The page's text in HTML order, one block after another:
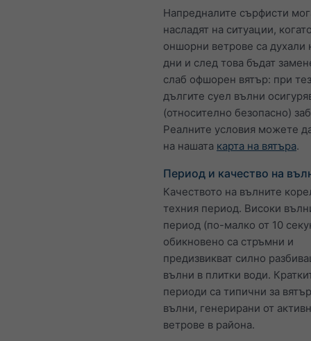
Напредналите сърфисти
насладят на ситуации,
оншорни ветрове са духали
дни и след това бъдат
слаб офшорен вятър: при
дългите суел вълни
(относително безопасно)
Реалните условия можете
на нашата карта на вятъра.
Период и качество на
Качеството на вълните
техния период. Високи
период (по-малко от 10
обикновено са стръмни и
предизвикват силно
вълни в плитки води.
периоди са типични за
вълни, генерирани от
ветрове в района.